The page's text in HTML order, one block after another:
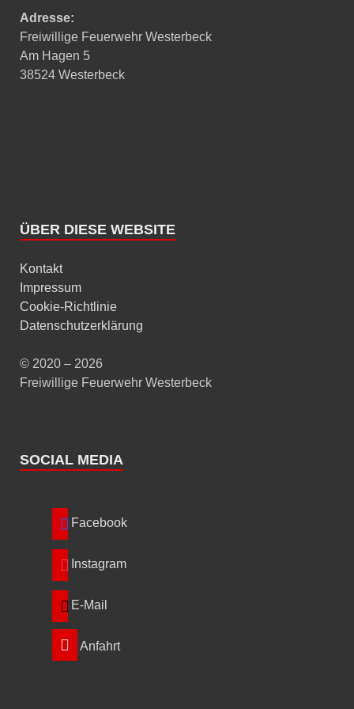
Adresse:
Freiwillige Feuerwehr Westerbeck
Am Hagen 5
38524 Westerbeck
ÜBER DIESE WEBSITE
Kontakt
Impressum
Cookie-Richtlinie
Datenschutzerklärung
© 2020 – 2026
Freiwillige Feuerwehr Westerbeck
SOCIAL MEDIA
Facebook
Instagram
E-Mail
Anfahrt